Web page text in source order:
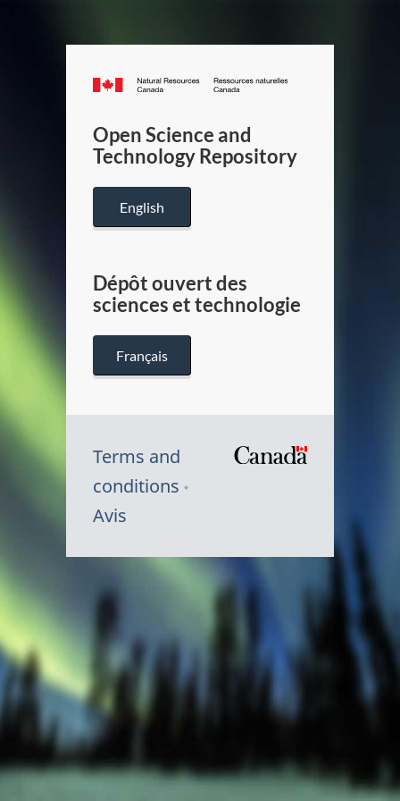
Canada.ca
/
Canada
Open Science and
Technology Repository
English
Dépôt ouvert des
sciences et technologie
Français
Terms and
conditions
Avis
Canada